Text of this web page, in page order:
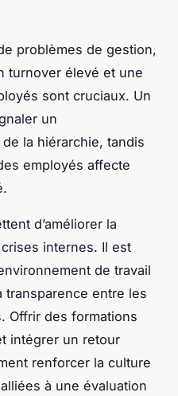
problèmes de gestion,
turnover élevé et une
sont cruciaux. Un
un
la hiérarchie, tandis
employés affecte
d’améliorer la
internes. Il est
de travail
entre les
Offrir des formations
intégrer un retour
renforcer la culture
à une évaluation